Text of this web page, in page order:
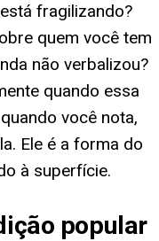
fragilizando?
quem você tem
não verbalizou?
quando essa
você nota,
Ele é a forma do
à superfície.
popular